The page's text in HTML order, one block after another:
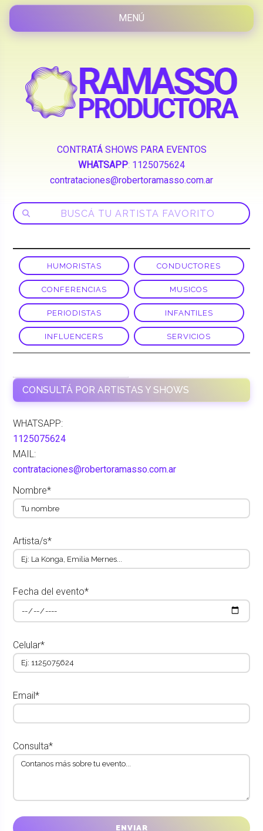
CONTRATÁ SHOWS PARA EVENTOS
WHATSAPP: 1125075624
contrataciones@robertoramasso.com.ar
HUMORISTAS CONDUCTORES
CONFERENCIAS MUSICOS
PERIODISTAS INFANTILES
INFLUENCERS SERVICIOS
CONSULTÁ POR ARTISTAS Y SHOWS
WHATSAPP:
1125075624
MAIL:
contrataciones@robertoramasso.com.ar
Nombre*
Artista/s*
Fecha del evento*
Celular*
Email*
Consulta*